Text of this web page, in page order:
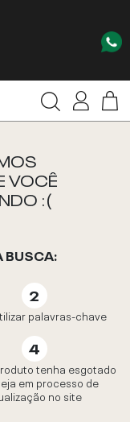
VOCÊ
:(
BUSCA:
palavras-chave
tenha esgotado
em processo de
no site